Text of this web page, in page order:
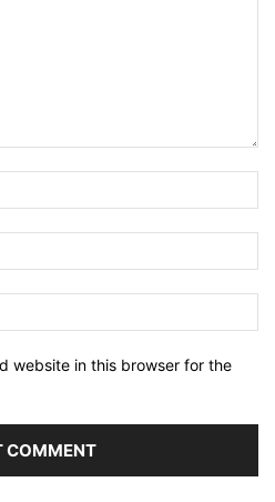
website in this browser for the